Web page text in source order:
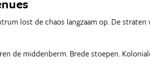
lost de chaos langzaam op. De
de middenberm. Brede stoepen.